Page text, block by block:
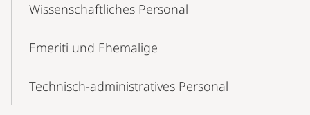
Wissenschaft­liches Personal
Emeriti und Ehemalige
Technisch-administratives Personal